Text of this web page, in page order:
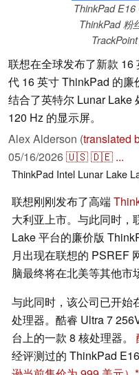
ThinkPad E16
ThinkPad 粉
TrackPoint
联想在全球发布了新款
代 16 英寸 ThinkPad 的
结合了英特尔 Lunar Lake
120 Hz 的显示屏。
Alex Alderson (translated
05/16/2026🇺🇸🇩🇪 ...
ThinkPad Intel Lunar Lake
联想刚刚发布了高端
大利亚上市。与此同时，
Lake 平台的廉价版
月出现在联想的 PSREF
脑最终将在北美等其他市
与此同时，该公司已开始
处理器。酷睿 Ultra 7
台上的一款 8 核处理器。
经评测过的 ThinkPad E16